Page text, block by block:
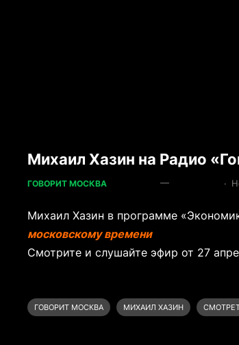
Михаил Хазин на Радио
ГОВОРИТ МОСКВА — ·
Михаил Хазин в программе
московскому времени
Смотрите и слушайте эфир от 27
ГОВОРИТ МОСКВА
МИХАИЛ ХАЗИН